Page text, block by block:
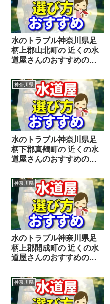
水のトラブル神奈川県足
柄上郡山北町の 近くの水
道屋さんのおすすめの選
神奈川県
水のトラブル神奈川県足
柄下郡真鶴町の 近くの水
道屋さんのおすすめの選
神奈川県
水のトラブル神奈川県足
柄上郡開成町の 近くの水
道屋さんのおすすめの選
神奈川県